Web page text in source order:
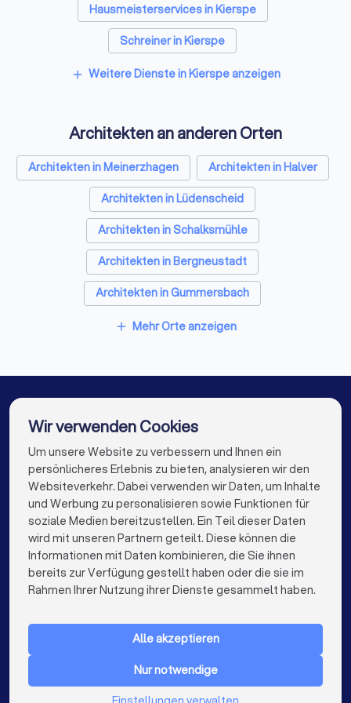
Hausmeisterservices in Kierspe
Schreiner in Kierspe
Rohrreinigungsbetriebe in Kierspe
add Weitere Dienste in Kierspe anzeigen
Architekten an anderen Orten
Architekten in Meinerzhagen
Architekten in Halver
Architekten in Lüdenscheid
Architekten in Schalksmühle
Architekten in Bergneustadt
Architekten in Gummersbach
Architekten in Wipperfürth
Architekten in Berlin
Architekten in Hamburg
Architekten in München
Architekten in Köln
Architekten in Frankfurt am Main
Architekten in Stuttgart
Architekten in Düsseldorf
Architekten in Dortmund
Architekten in Essen
Architekten in Bremen
Architekten in Nürnberg
Architekten in Leipzig
Architekten in Duisburg
Architekten in Bochum
Architekten in Wuppertal
add Mehr Orte anzeigen
Die besten Architekten für Sie
info@trustlocal.de
FÜR PRIVATPERSONEN
Niederlande
Wir verwenden Cookies
Um unsere Website zu verbessern und Ihnen ein
persönlicheres Erlebnis zu bieten, analysieren wir den
Websiteverkehr. Dabei verwenden wir Daten, um Inhalte
und Werbung zu personalisieren sowie Funktionen für
soziale Medien bereitzustellen. Ein Teil dieser Daten
wird mit unseren Partnern geteilt. Diese können die
Informationen mit Daten kombinieren, die Sie ihnen
bereits zur Verfügung gestellt haben oder die sie im
Rahmen Ihrer Nutzung ihrer Dienste gesammelt haben.
Alle akzeptieren
Nur notwendige